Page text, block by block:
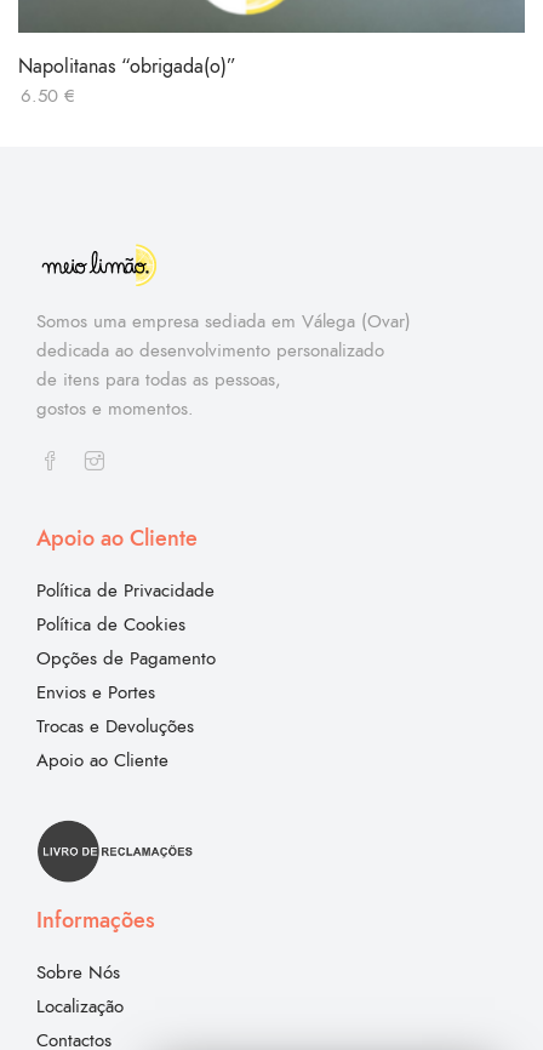
Napolitanas “obrigada(o)”
6.50 €
Somos uma empresa sediada em Válega (Ovar)
dedicada ao desenvolvimento personalizado
de itens para todas as pessoas,
gostos e momentos.
Apoio ao Cliente
Política de Privacidade
Política de Cookies
Opções de Pagamento
Envios e Portes
Trocas e Devoluções
Apoio ao Cliente
Informações
Sobre Nós
Localização
Contactos